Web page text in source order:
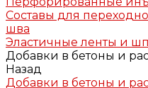
Составы для
шва
Эластичные ленты и
Добавки в бетоны и
Назад
Добавки в бетоны и